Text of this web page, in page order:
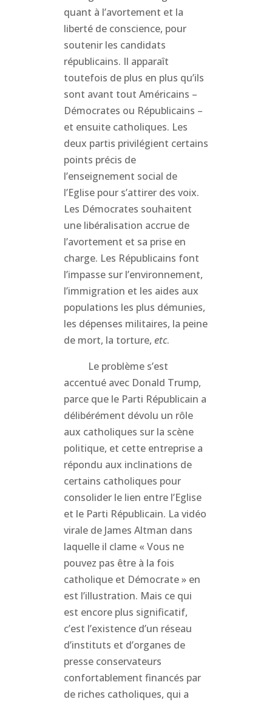
quant à l’avortement et la
liberté de conscience, pour
soutenir les candidats
républicains. Il apparaît
toutefois de plus en plus qu’ils
sont avant tout Américains –
Démocrates ou Républicains –
et ensuite catholiques. Les
deux partis privilégient certains
points précis de
l’enseignement social de
l’Eglise pour s’attirer des voix.
Les Démocrates souhaitent
une libéralisation accrue de
l’avortement et sa prise en
charge. Les Républicains font
l’impasse sur l’environnement,
l’immigration et les aides aux
populations les plus démunies,
les dépenses militaires, la peine
de mort, la torture, etc.
Le problème s’est
accentué avec Donald Trump,
parce que le Parti Républicain a
délibérément dévolu un rôle
aux catholiques sur la scène
politique, et cette entreprise a
répondu aux inclinations de
certains catholiques pour
consolider le lien entre l’Eglise
et le Parti Républicain. La vidéo
virale de James Altman dans
laquelle il clame « Vous ne
pouvez pas être à la fois
catholique et Démocrate » en
est l’illustration. Mais ce qui
est encore plus significatif,
c’est l’existence d’un réseau
d’instituts et d’organes de
presse conservateurs
confortablement financés par
de riches catholiques, qui a